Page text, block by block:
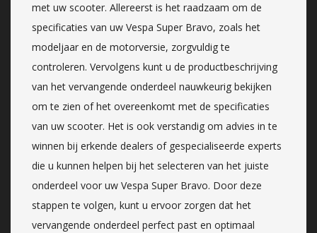
met uw scooter. Allereerst is het raadzaam om de
specificaties van uw Vespa Super Bravo, zoals het
modeljaar en de motorversie, zorgvuldig te
controleren. Vervolgens kunt u de productbeschrijving
van het vervangende onderdeel nauwkeurig bekijken
om te zien of het overeenkomt met de specificaties
van uw scooter. Het is ook verstandig om advies in te
winnen bij erkende dealers of gespecialiseerde experts
die u kunnen helpen bij het selecteren van het juiste
onderdeel voor uw Vespa Super Bravo. Door deze
stappen te volgen, kunt u ervoor zorgen dat het
vervangende onderdeel perfect past en optimaal